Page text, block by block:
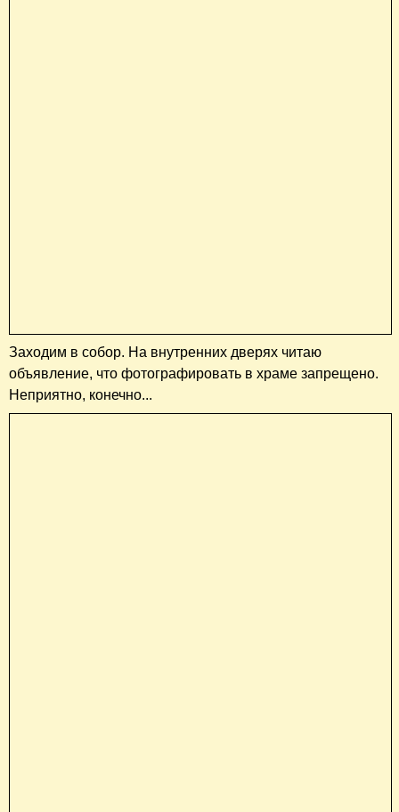
Заходим в собор. На внутренних дверях читаю
объявление, что фотографировать в храме запрещено.
Неприятно, конечно...